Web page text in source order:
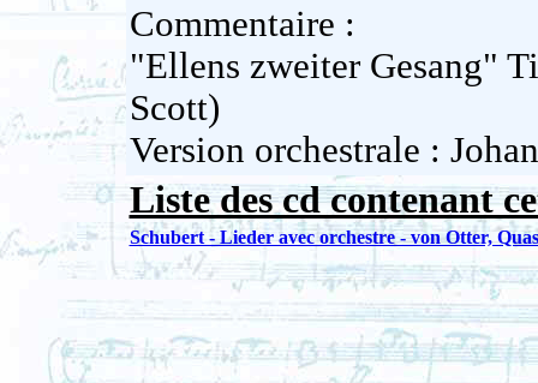
Commentaire :
"Ellens zweiter Gesang"
Scott)
Version orchestrale :
Liste des cd contenant
Schubert - Lieder avec orchestre - von Otter,